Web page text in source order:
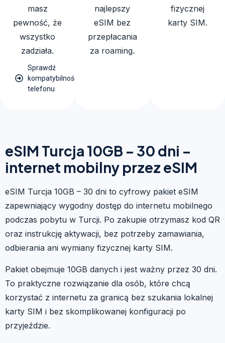
masz
pewność, że
wszystko
zadziała.
Sprawdź
kompatybilność
telefonu
najlepszy
eSIM bez
przepłacania
za roaming.
fizycznej
karty SIM.
eSIM Turcja 10GB – 30 dni –
internet mobilny przez eSIM
eSIM Turcja 10GB – 30 dni to cyfrowy pakiet eSIM
zapewniający wygodny dostęp do internetu mobilnego
podczas pobytu w Turcji. Po zakupie otrzymasz kod QR
oraz instrukcję aktywacji, bez potrzeby zamawiania,
odbierania ani wymiany fizycznej karty SIM.
Pakiet obejmuje 10GB danych i jest ważny przez 30 dni.
To praktyczne rozwiązanie dla osób, które chcą
korzystać z internetu za granicą bez szukania lokalnej
karty SIM i bez skomplikowanej konfiguracji po
przyjeździe.